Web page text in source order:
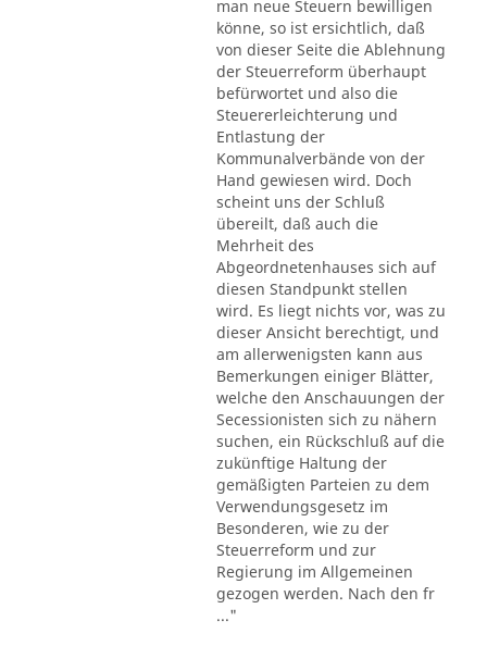
man neue Steuern bewilligen
könne, so ist ersichtlich, daß
von dieser Seite die Ablehnung
der Steuerreform überhaupt
befürwortet und also die
Steuererleichterung und
Entlastung der
Kommunalverbände von der
Hand gewiesen wird. Doch
scheint uns der Schluß
übereilt, daß auch die
Mehrheit des
Abgeordnetenhauses sich auf
diesen Standpunkt stellen
wird. Es liegt nichts vor, was zu
dieser Ansicht berechtigt, und
am allerwenigsten kann aus
Bemerkungen einiger Blätter,
welche den Anschauungen der
Secessionisten sich zu nähern
suchen, ein Rückschluß auf die
zukünftige Haltung der
gemäßigten Parteien zu dem
Verwendungsgesetz im
Besonderen, wie zu der
Steuerreform und zur
Regierung im Allgemeinen
gezogen werden. Nach den fr
..."